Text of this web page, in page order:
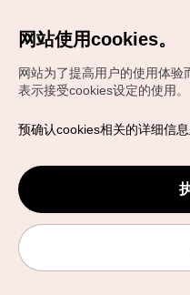
Copyrights (c) 韩国旅游发
VISITKOREA官方邮箱
chnsim@knto.or.kr
网站使用cookies。
网站为了提高用户的使用体验
表示接受cookies设定的使用。
预确认cookies相关的详细信